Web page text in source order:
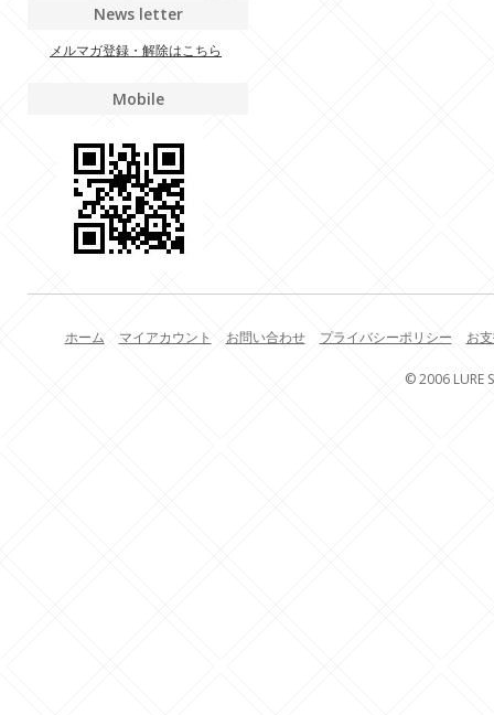
News letter
メルマガ登録・解除はこちら
Mobile
ホーム マイアカウント お問い合わせ プライバシーポリシー お
© 2006 LURE